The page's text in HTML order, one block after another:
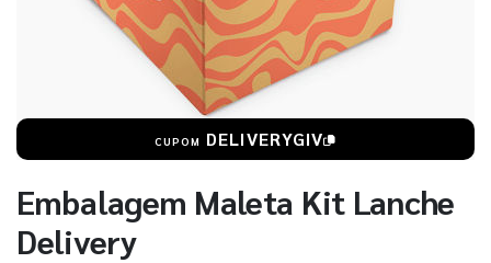
CUPOM DELIVERYGIV
Embalagem Maleta Kit Lanche
Delivery